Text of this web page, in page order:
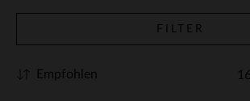
FILTER
Empfohlen